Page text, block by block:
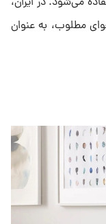
مطلوب، به عنوان